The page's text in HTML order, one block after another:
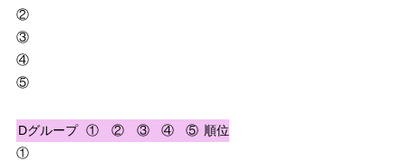
②
③
④
⑤
Dグループ ① ② ③ ④ ⑤ 順位
①